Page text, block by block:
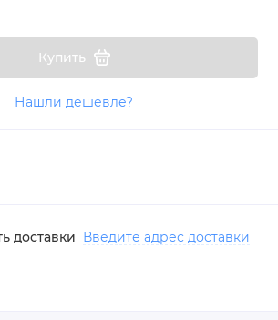
Купить
Нашли дешевле?
доставки Введите адрес доставки